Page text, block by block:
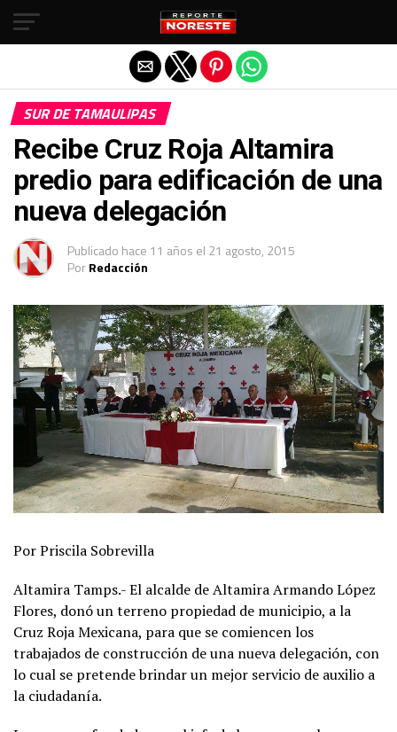
SUR DE TAMAULIPAS
Recibe Cruz Roja Altamira
predio para edificación de una
nueva delegación
Publicado hace 11 años el 21 agosto, 2015
PorRedacción
Por Priscila Sobrevilla
Altamira Tamps.- El alcalde de Altamira Armando López
Flores, donó un terreno propiedad de municipio, a la
Cruz Roja Mexicana, para que se comiencen los
trabajados de construcción de una nueva delegación, con
lo cual se pretende brindar un mejor servicio de auxilio a
la ciudadanía.
Salir de la versión móvil